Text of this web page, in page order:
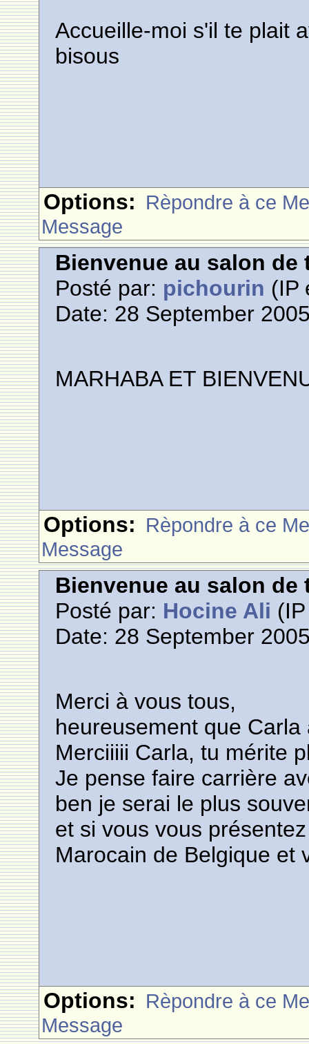
Accueille-moi s'il te plait
bisous
Options: Rèpondre à ce
Message
Bienvenue au salon de
Posté par: pichourin (IP
Date: 28 September
MARHABA ET BIENVEN
Options: Rèpondre à ce
Message
Bienvenue au salon de
Posté par: Hocine Ali
Date: 28 September
Merci à vous tous,
heureusement que
Merciiiii Carla, tu mérite
Je pense faire carrière
ben je serai le plus
et si vous vous
Marocain de Belgique et
Options: Rèpondre à ce
Message